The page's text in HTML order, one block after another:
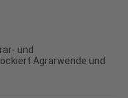
und
Agrarwende und